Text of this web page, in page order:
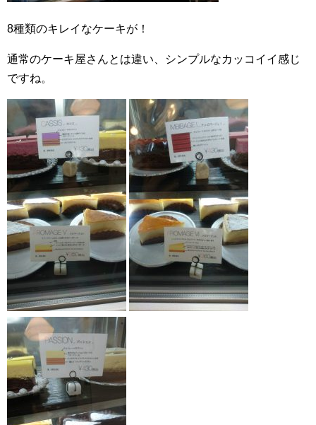
8種類のキレイなケーキが！
通常のケーキ屋さんとは違い、シンプルなカッコイイ感じ
ですね。